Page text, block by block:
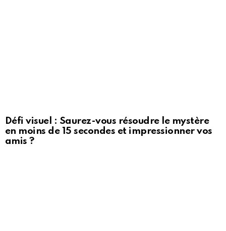
Défi visuel : Saurez-vous résoudre le mystère
en moins de 15 secondes et impressionner vos
amis ?